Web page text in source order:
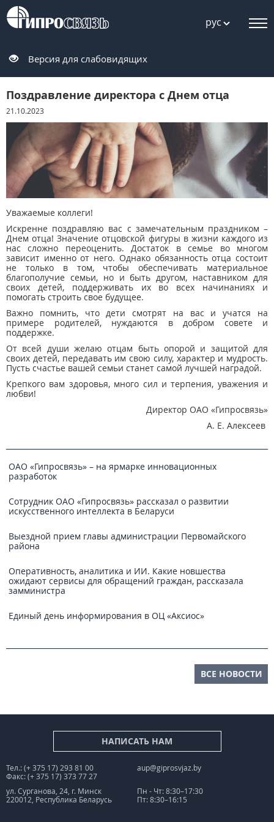
рус
Версия для слабовидящих
Поздравление директора с Днем отца
21.10.2023
Уважаемые коллеги!
Искренне поздравляю вас с замечательным праздником –
Днем отца! Значение отцовской фигуры в жизни каждого из
нас сложно переоценить. Достаток в семье во многом
зависит именно от него. Однако обязанность отца состоит
не только в том, чтобы обеспечивать материальное
благополучие семьи, но и быть другом, наставником для
своих детей, поддерживать их во всех начинаниях и
помогать строить свое будущее.
Важно помнить, что дети смотрят на вас и учатся на
примере родителей, нуждаются в добром совете и
поддержке.
От всей души желаю отцам быть опорой и защитой для
своих детей, передавать им свою силу, характер и мудрость.
Пусть счастье вашей семьи станет самой лучшей наградой.
Крепкого вам здоровья, много сил и терпения, уважения и
любви!
Директор ОАО «Гипросвязь»
А. Е. Алексеев
ОАО «Гипросвязь» – на ярмарке инновационных
разработок
Сотрудник ОАО «Гипросвязь» рассказал о развитии
искусственного интеллекта в Беларуси
Выездной прием главы администрации Первомайского
района
Оперативность, аналитика и ИИ. Какие новшества
ожидают сервисы для обращений граждан, рассказала
замминистра
Единый день информирования в ОЦ «Аксиос»
ВСЕ НОВОСТИ
НАПИСАТЬ НАМ
Тел.: (+ 375 17) 293 81 00
Факс: (+ 375 17) 373 77 27
aup@giprosvjaz.by
ул. Сурганова, 24, г. Минск
220012, Республика Беларусь
Пн - Чт: 8:30–17:30
Пт: 8:30–16:15